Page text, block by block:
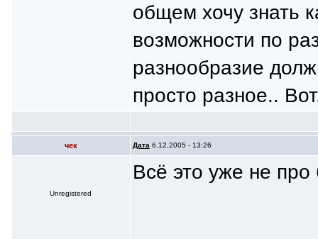
общем хочу знать
возможности по
разнообразие
просто разное..
чек Дата 6.12.2005 - 13:26
Unregistered
Всё это уже не